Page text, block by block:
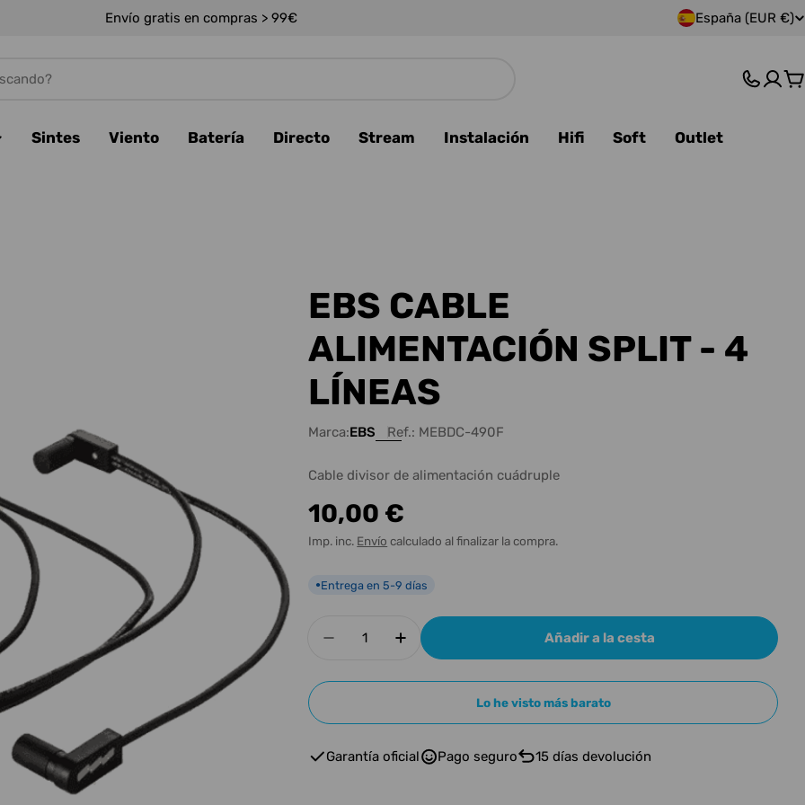
Envío gratis en compras > 99€
P
s
i
ó
España (EUR €)
Sintes Viento Batería Directo Stream Instalación Hifi Soft
Outlet
EBS CABLE
ALIMENTACIÓN SPLIT - 4
LÍNEAS
Marca:EBS Ref.: MEBDC-490F
Cable divisor de alimentación cuádruple
Precio
habitual
10,00 €
Imp. inc. Envío calculado al finalizar la compra.
●Entrega en 5-9 días
Disminuir cantidad para EBS CABLE ALIMENTACIÓN SPLIT
Aumentar cantidad para EBS CABLE
Añadir a la cesta
Lo he visto más barato
Garantía oficial Pago seguro 15 días devolución